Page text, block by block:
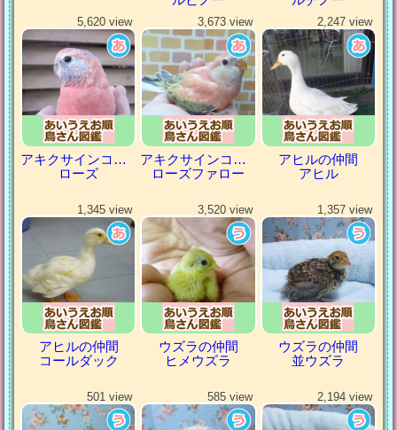
5,620 view
アキクサインコ（秋草インコ）
ローズ
3,673 view
アキクサインコ（秋草インコ）
ローズファロー
2,247 view
アヒルの仲間
アヒル
1,345 view
アヒルの仲間
コールダック
3,520 view
ウズラの仲間
ヒメウズラ
1,357 view
ウズラの仲間
並ウズラ
501 view 585 view 2,194 view